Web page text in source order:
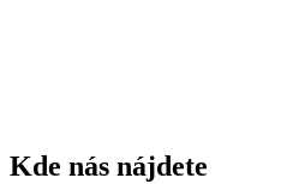
Kde nás nájdete